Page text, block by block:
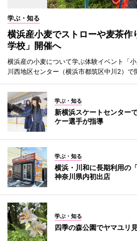
学ぶ・知る
横浜産小麦でストローや麦茶
学校」開催へ
横浜産の小麦について学ぶ体験イベント「
川西地区センター（横浜市都筑区中川2）で
学ぶ・知る
新横浜スケートセンター
ケー選手が指導
学ぶ・知る
横浜・川和に長期利用の
神奈川県内初出店
学ぶ・知る
四季の森公園でヤマユリ